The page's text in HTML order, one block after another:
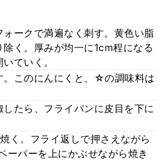
ークで満遍なく刺す。黄色い脂
く。厚みが均一に1cm程になる
ていく。
。このにんにくと、☆の調味料は
たら、フライパンに皮目を下に
く。フライ返しで押さえながら
ーパーを上にかぶせながら焼き